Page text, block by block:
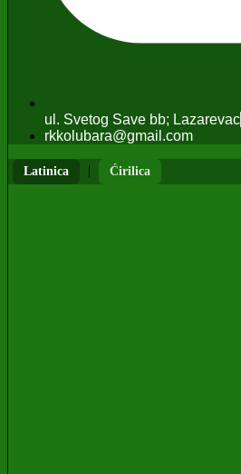
ul. Svetog Save bb; Lazarevac
rkkolubara@gmail.com
Latinica | Ćirilica